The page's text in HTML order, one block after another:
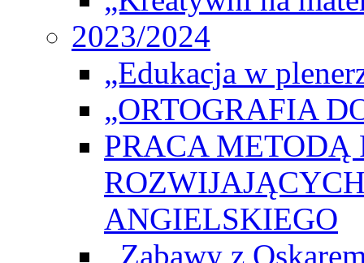
2023/2024
„Edukacja w
„ORTOGRAFIA
PRACA METODĄ
ANGIELSKIEGO
,,Zabawy z